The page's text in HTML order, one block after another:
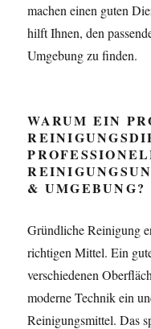
machen einen guten
hilft Ihnen, den
Umgebung zu finden.
WARUM EIN
& UMGEBUNG?
Gründliche Reinigung
richtigen Mittel. Ein
verschiedenen
moderne Technik ein
Reinigungsmittel. Das